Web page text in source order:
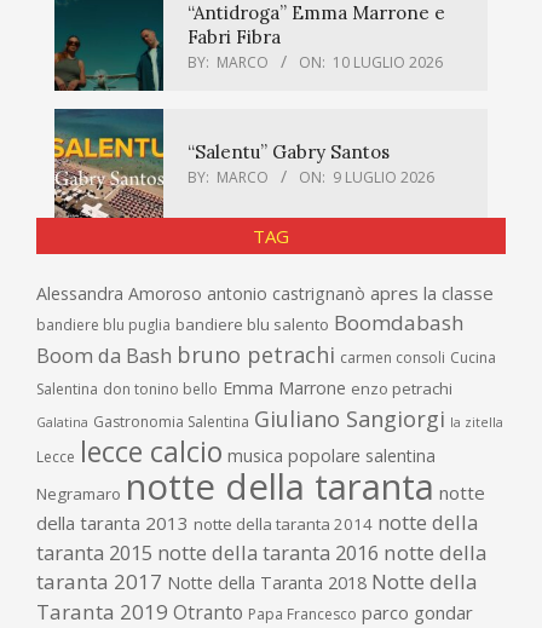
“Antidroga” Emma Marrone e
Fabri Fibra
BY: MARCO ON: 10 LUGLIO 2026
“Salentu” Gabry Santos
BY: MARCO ON: 9 LUGLIO 2026
TAG
Alessandra Amoroso antonio castrignanò apres la classe
bandiere blu puglia bandiere blu salento Boomdabash
Boom da Bash bruno petrachi carmen consoli Cucina
Salentina don tonino bello Emma Marrone enzo petrachi
Galatina Gastronomia Salentina Giuliano Sangiorgi la zitella
Lecce lecce calcio musica popolare salentina
Negramaro notte della taranta notte
della taranta 2013 notte della taranta 2014 notte della
taranta 2015 notte della taranta 2016 notte della
taranta 2017 Notte della Taranta 2018 Notte della
Taranta 2019 Otranto Papa Francesco parco gondar